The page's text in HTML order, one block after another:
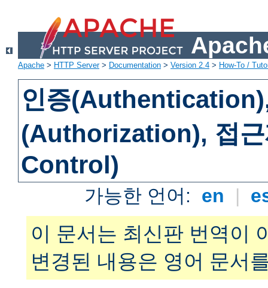
Apache > HTTP Server> Documentation > Version 2.4 > How-To /
인증
(Authorization), 접
Control)
가능한 언어: en |
이 문서는 최신판 번역이
변경된 내용은 영어 문서